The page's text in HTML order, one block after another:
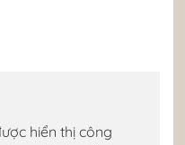
hiển thị công